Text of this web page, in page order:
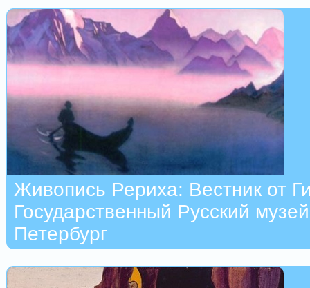
Живопись Рериха: Вестник от
Государственный Русский
Петербург